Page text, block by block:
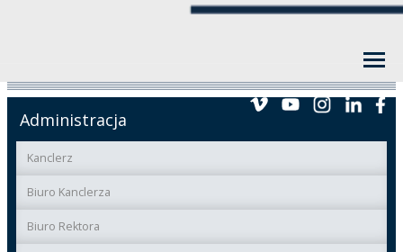
Administracja
Kanclerz
Biuro Kanclerza
Biuro Rektora